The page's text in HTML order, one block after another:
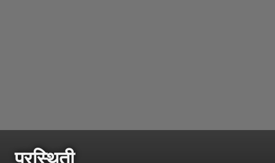
पूरस्थिती